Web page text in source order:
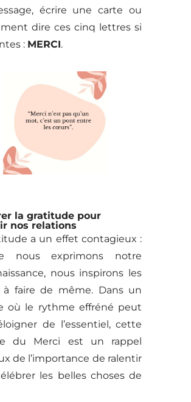
écrire une carte ou
dire ces cinq lettres si
: MERCI.
la gratitude pour
nos relations
a un effet contagieux :
nous exprimons notre
nous inspirons les
à faire de même. Dans un
où le rythme effréné peut
de l’essentiel, cette
du Merci est un rappel
de l’importance de ralentir
les belles choses de